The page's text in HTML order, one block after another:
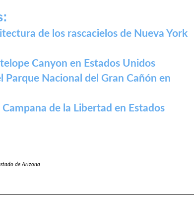
de los rascacielos de Nueva York
Canyon en Estados Unidos
Parque Nacional del Gran Cañón en
de la Libertad en Estados
de Arizona